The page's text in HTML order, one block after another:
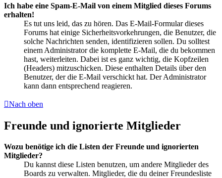
Ich habe eine Spam-E-Mail von einem Mitglied dieses Forums
erhalten!
Es tut uns leid, das zu hören. Das E-Mail-Formular dieses
Forums hat einige Sicherheitsvorkehrungen, die Benutzer, die
solche Nachrichten senden, identifizieren sollen. Du solltest
einem Administrator die komplette E-Mail, die du bekommen
hast, weiterleiten. Dabei ist es ganz wichtig, die Kopfzeilen
(Headers) mitzuschicken. Diese enthalten Details über den
Benutzer, der die E-Mail verschickt hat. Der Administrator
kann dann entsprechend reagieren.
Nach oben
Freunde und ignorierte Mitglieder
Wozu benötige ich die Listen der Freunde und ignorierten
Mitglieder?
Du kannst diese Listen benutzen, um andere Mitglieder des
Boards zu verwalten. Mitglieder, die du deiner Freundesliste